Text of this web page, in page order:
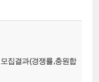
집결과(경쟁률,충원합